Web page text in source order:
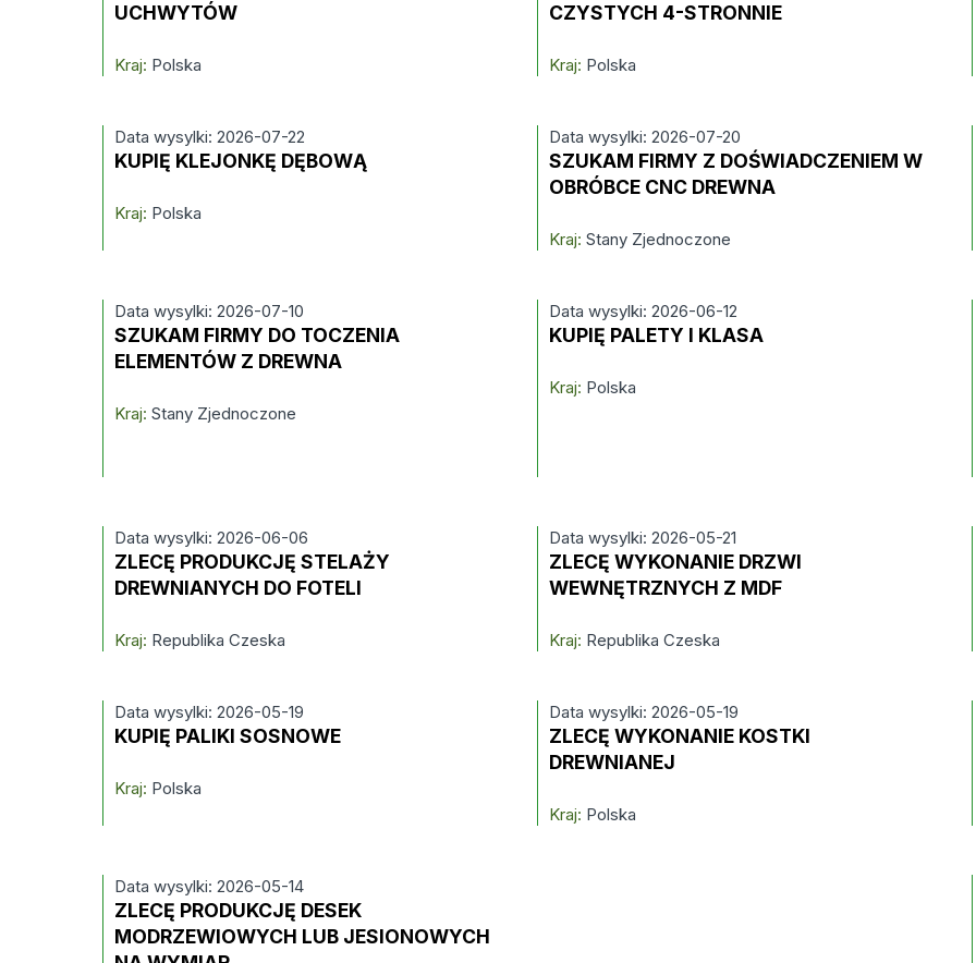
UCHWYTÓW
Kraj: Polska
CZYSTYCH 4-STRONNIE
Kraj: Polska
Data wysylki: 2026-07-22
KUPIĘ KLEJONKĘ DĘBOWĄ
Kraj: Polska
Data wysylki: 2026-07-20
SZUKAM FIRMY Z DOŚWIADCZENIEM W
OBRÓBCE CNC DREWNA
Kraj: Stany Zjednoczone
Data wysylki: 2026-07-10
SZUKAM FIRMY DO TOCZENIA
ELEMENTÓW Z DREWNA
Kraj: Stany Zjednoczone
Data wysylki: 2026-06-12
KUPIĘ PALETY I KLASA
Kraj: Polska
Data wysylki: 2026-06-06
ZLECĘ PRODUKCJĘ STELAŻY
DREWNIANYCH DO FOTELI
Kraj: Republika Czeska
Data wysylki: 2026-05-21
ZLECĘ WYKONANIE DRZWI
WEWNĘTRZNYCH Z MDF
Kraj: Republika Czeska
Data wysylki: 2026-05-19
KUPIĘ PALIKI SOSNOWE
Kraj: Polska
Data wysylki: 2026-05-19
ZLECĘ WYKONANIE KOSTKI
DREWNIANEJ
Kraj: Polska
Data wysylki: 2026-05-14
ZLECĘ PRODUKCJĘ DESEK
MODRZEWIOWYCH LUB JESIONOWYCH